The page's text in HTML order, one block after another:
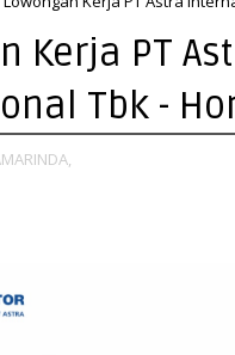
Kerja PT
Tbk -